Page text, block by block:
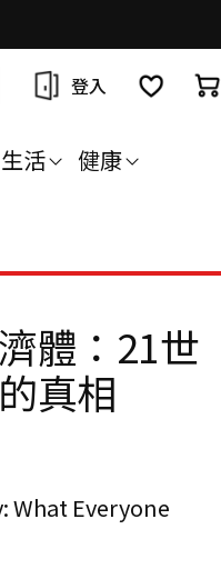
登入
生活 健康
體：21世
真相
What Everyone